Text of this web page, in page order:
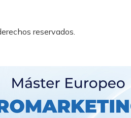
reservados.